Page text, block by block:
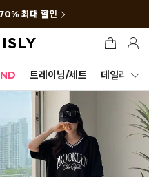
최대 할인
트레이닝/세트 데일리세트